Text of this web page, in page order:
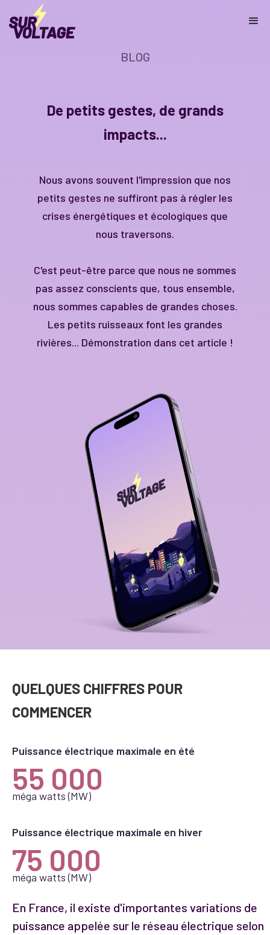
BLOG
De petits gestes, de grands
impacts...
Nous avons souvent l'impression que nos
petits gestes ne suffiront pas à régler les
crises énergétiques et écologiques que
nous traversons.
C'est peut-être parce que nous ne sommes
pas assez conscients que, tous ensemble,
nous sommes capables de grandes choses.
Les petits ruisseaux font les grandes
rivières... Démonstration dans cet article !
QUELQUES CHIFFRES POUR
COMMENCER
Puissance électrique maximale en été
55 000
méga watts (MW)
Puissance électrique maximale en hiver
75 000
méga watts (MW)
En France, il existe d'importantes variations de
puissance appelée sur le réseau électrique selon